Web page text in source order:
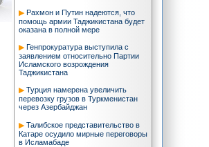
Рахмон и Путин надеются, что
помощь армии Таджикистана будет
оказана в полной мере
Генпрокуратура выступила с
заявлением относительно Партии
Исламского возрождения
Таджикистана
Турция намерена увеличить
перевозку грузов в Туркменистан
через Азербайджан
Талибское представительство в
Катаре осудило мирные переговоры
в Исламабаде